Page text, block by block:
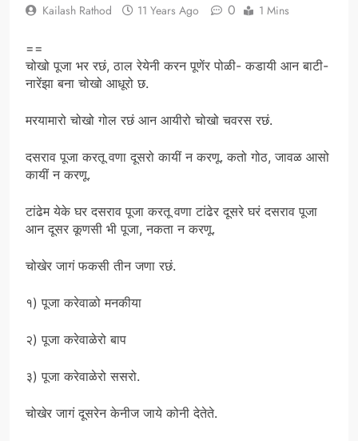
Kailash Rathod 11 Years Ago 0 1 Mins
==
चोखो पूजा भर रछं, ठाल रेयेनी करन पूणेंर पोळी- कडायी आन बाटी-
नारेंझा बना चोखो आधूरो छ.
मरयामारो चोखो गोल रछं आन आयीरो चोखो चवरस रछं.
दसराव पूजा करतू वणा दूसरो कायीं न करणू. कतो गोठ, जावळ आसो
कायीं न करणू.
टांढेम येके घर दसराव पूजा करतू वणा टांढेर दूसरे घरं दसराव पूजा
आन दूसर कूणसी भी पूजा, नकता न करणू.
चोखेर जागं फकसी तीन जणा रछं.
१) पूजा करेवाळो मनकीया
२) पूजा करेवाळेरो बाप
३) पूजा करेवाळेरो ससरो.
चोखेर जागं दूसरेन केनीज जाये कोनी देतेते.